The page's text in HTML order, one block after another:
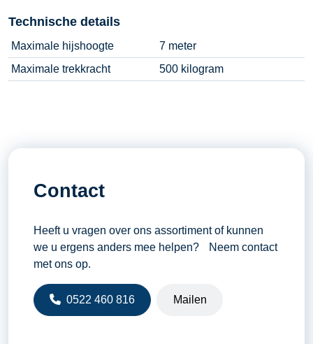
Technische details
Maximale hijshoogte
7 meter
Maximale trekkracht
500 kilogram
Contact
Heeft u vragen over ons assortiment of kunnen
we u ergens anders mee helpen? Neem contact
met ons op.
0522 460 816 Mailen